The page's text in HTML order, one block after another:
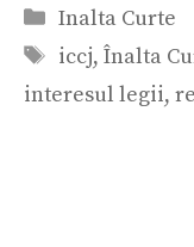
Categorii
Inalta Curte
Etichete
iccj, Înalta
interesul legii,